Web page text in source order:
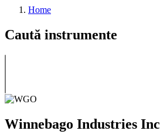
Home
Caută instrumente
Winnebago Industries Inc